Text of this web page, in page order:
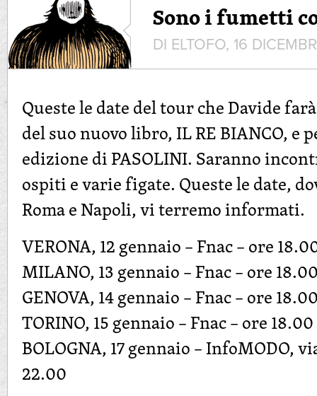
Sono i fumetti
DI ELTOFO, 16
Queste le date del tour che Davide
del suo nuovo libro, IL RE BIANCO, e
edizione di PASOLINI. Saranno
ospiti e varie figate. Queste le date,
Roma e Napoli, vi terremo informati.
VERONA, 12 gennaio – Fnac – ore
MILANO, 13 gennaio – Fnac – ore
GENOVA, 14 gennaio – Fnac – ore
TORINO, 15 gennaio – Fnac – ore 18.00
BOLOGNA, 17 gennaio – InfoMODO,
22.00